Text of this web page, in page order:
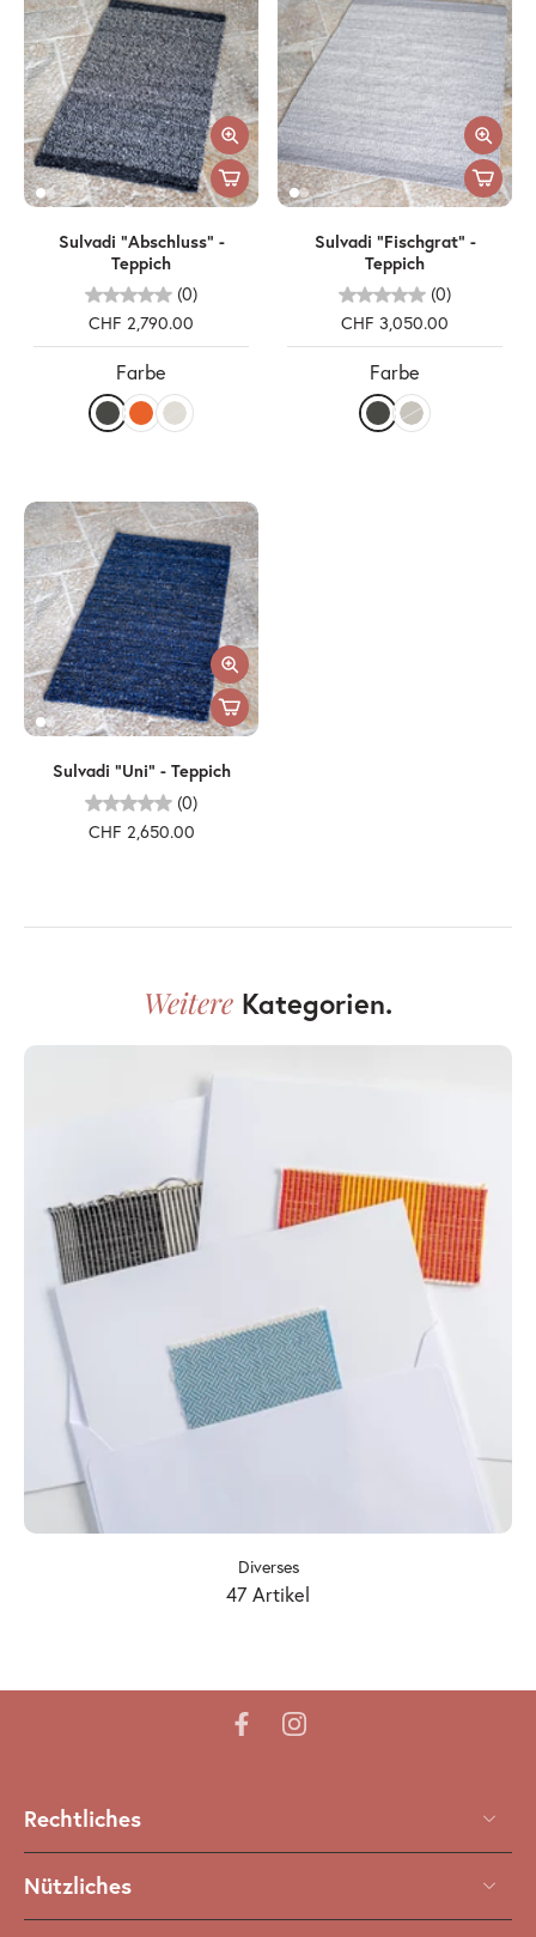
Sulvadi "Abschluss" -
Teppich
(0)
CHF 2,790.00
Farbe
Sulvadi "Fischgrat" -
Teppich
(0)
CHF 3,050.00
Farbe
Sulvadi "Uni" - Teppich
(0)
CHF 2,650.00
Weitere Kategorien.
Diverses
47 Artikel
Rechtliches
Nützliches